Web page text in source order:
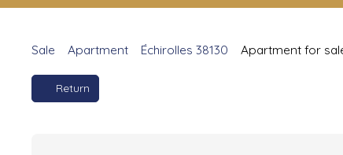
Sale Apartment Échirolles 38130 Apartment for
Return